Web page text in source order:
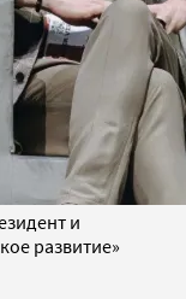
и
развитие»